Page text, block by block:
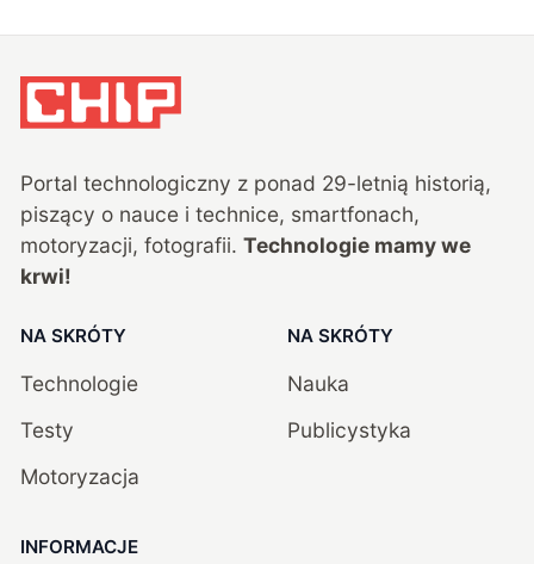
Portal technologiczny z ponad 29-letnią historią,
piszący o nauce i technice, smartfonach,
motoryzacji, fotografii. Technologie mamy we
krwi!
NA SKRÓTY
Technologie
Testy
Motoryzacja
NA SKRÓTY
Nauka
Publicystyka
INFORMACJE